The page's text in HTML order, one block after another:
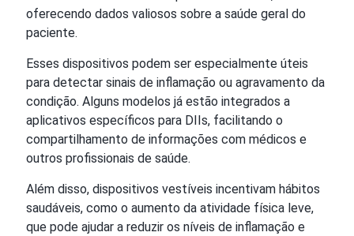
oferecendo dados valiosos sobre a saúde geral do
paciente.
Esses dispositivos podem ser especialmente úteis
para detectar sinais de inflamação ou agravamento da
condição. Alguns modelos já estão integrados a
aplicativos específicos para DIIs, facilitando o
compartilhamento de informações com médicos e
outros profissionais de saúde.
Além disso, dispositivos vestíveis incentivam hábitos
saudáveis, como o aumento da atividade física leve,
que pode ajudar a reduzir os níveis de inflamação e